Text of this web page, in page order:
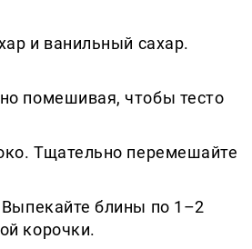
и ванильный сахар.
помешивая, чтобы тесто
Тщательно перемешайте
блины по 1–2
корочки.